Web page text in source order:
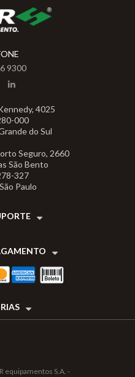
9300
4025
000
do Sul
Seguro, 2660
São Bento
327
Paulo
equipamentos S.A. -